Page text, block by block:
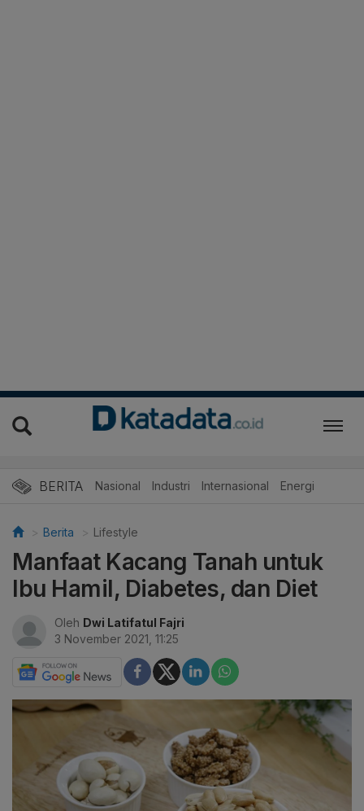
BERITA Nasional Industri Internasional Energi
Berita Lifestyle
Manfaat Kacang Tanah untuk
Ibu Hamil, Diabetes, dan Diet
Oleh Dwi Latifatul Fajri
3 November 2021, 11:25